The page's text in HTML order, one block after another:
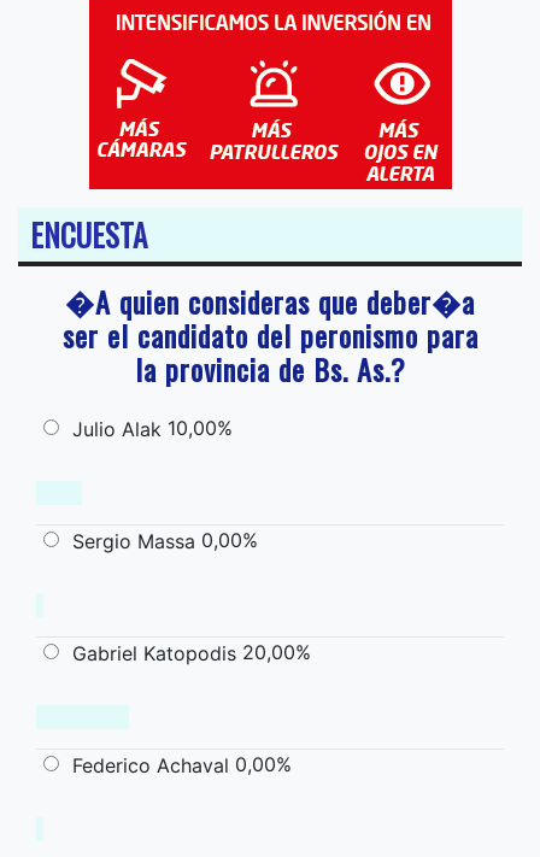
ENCUESTA
�A quien consideras que deber�a
ser el candidato del peronismo para
la provincia de Bs. As.?
Julio Alak 10,00%
Sergio Massa 0,00%
Gabriel Katopodis 20,00%
Federico Achaval 0,00%